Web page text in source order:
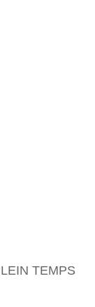
TEMPS